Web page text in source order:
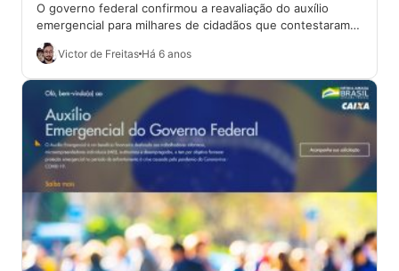
O governo federal confirmou a reavaliação do auxílio
emergencial para milhares de cidadãos que contestaram o
cancelamento ou a reprovação de seus...
Victor de Freitas Há 6 anos